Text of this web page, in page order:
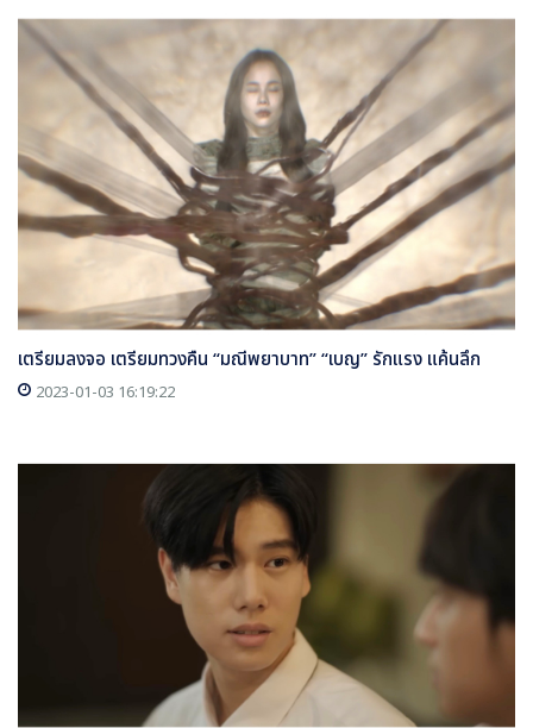
เตรียมลงจอ เตรียมทวงคืน “มณีพยาบาท” “เบญ” รักแรง แค้นลึก
2023-01-03 16:19:22